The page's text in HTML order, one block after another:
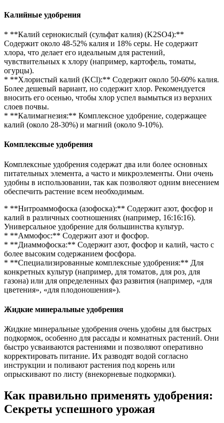
Калийные удобрения
* **Калий сернокислый (сульфат калия) (K2SO4):**
Содержит около 48-52% калия и 18% серы. Не содержит
хлора, что делает его идеальным для растений,
чувствительных к хлору (например, картофель, томаты,
огурцы).
* **Хлористый калий (KCl):** Содержит около 50-60% калия.
Более дешевый вариант, но содержит хлор. Рекомендуется
вносить его осенью, чтобы хлор успел вымыться из верхних
слоев почвы.
* **Калимагнезия:** Комплексное удобрение, содержащее
калий (около 28-30%) и магний (около 9-10%).
Комплексные удобрения
Комплексные удобрения содержат два или более основных
питательных элемента, а часто и микроэлементы. Они очень
удобны в использовании, так как позволяют одним внесением
обеспечить растение всем необходимым.
* **Нитроаммофоска (азофоска):** Содержит азот, фосфор и
калий в различных соотношениях (например, 16:16:16).
Универсальное удобрение для большинства культур.
* **Аммофос:** Содержит азот и фосфор.
* **Диаммофоска:** Содержит азот, фосфор и калий, часто с
более высоким содержанием фосфора.
* **Специализированные комплексные удобрения:** Для
конкретных культур (например, для томатов, для роз, для
газона) или для определенных фаз развития (например, «для
цветения», «для плодоношения»).
Жидкие минеральные удобрения
Жидкие минеральные удобрения очень удобны для быстрых
подкормок, особенно для рассады и комнатных растений. Они
быстро усваиваются растениями и позволяют оперативно
корректировать питание. Их разводят водой согласно
инструкции и поливают растения под корень или
опрыскивают по листу (внекорневые подкормки).
Как правильно применять удобрения:
Секреты успешного урожая